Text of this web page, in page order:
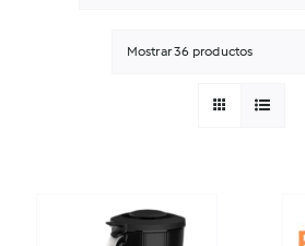
Mostrar36 productos